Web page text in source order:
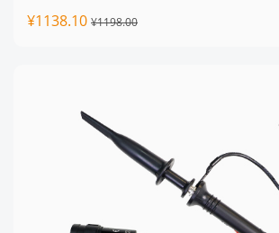
¥1138.10 ¥1198.00